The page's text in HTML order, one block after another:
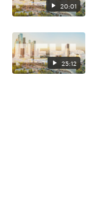
20:01
25:12